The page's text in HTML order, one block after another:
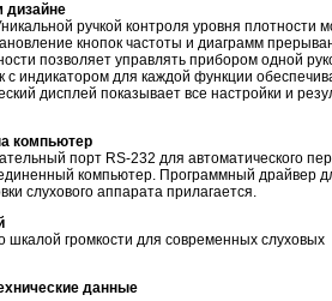
дизайне
ручкой контроля уровня плотности
кнопок частоты и диаграмм
позволяет управлять прибором одной
с индикатором для каждой функции
дисплей показывает все настройки и
компьютер
порт RS-232 для автоматического
компьютер. Программный драйвер
слухового аппарата прилагается.
шкалой громкости для современных слуховых
данные